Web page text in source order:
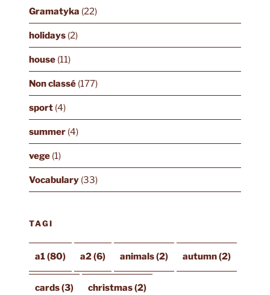
Gramatyka (22)
holidays(2)
house(11)
Non classé(177)
sport(4)
summer(4)
vege(1)
Vocabulary(33)
TAGI
a1(80) a2(6) animals(2) autumn(2)
cards(3) christmas(2)